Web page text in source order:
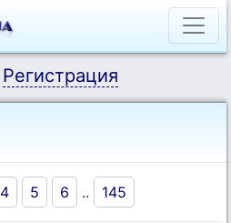
Регистрация
4 5 6 .. 145